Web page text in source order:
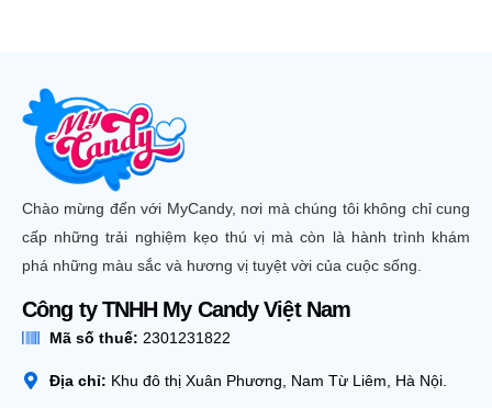
Chào mừng đến với MyCandy, nơi mà chúng tôi không chỉ cung
cấp những trải nghiệm kẹo thú vị mà còn là hành trình khám
phá những màu sắc và hương vị tuyệt vời của cuộc sống.
Công ty TNHH My Candy Việt Nam
Mã số thuế: 2301231822
Địa chỉ: Khu đô thị Xuân Phương, Nam Từ Liêm, Hà Nội.